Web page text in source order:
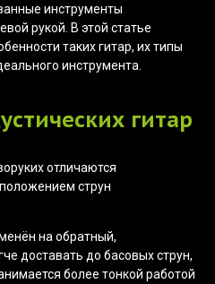
инструменты
рукой. В этой статье
таких гитар, их типы
инструмента.
гитар
отличаются
струн
на обратный,
доставать до басовых струн,
более тонкой работой